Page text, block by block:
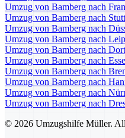
Umzug von Bamberg nach
Umzug von Bamberg nach
Umzug von Bamberg nach
Umzug von Bamberg nach
Umzug von Bamberg nach
Umzug von Bamberg nach
Umzug von Bamberg nach
Umzug von Bamberg nach
Umzug von Bamberg nach
Umzug von Bamberg nach
© 2026 Umzugshilfe Müller.